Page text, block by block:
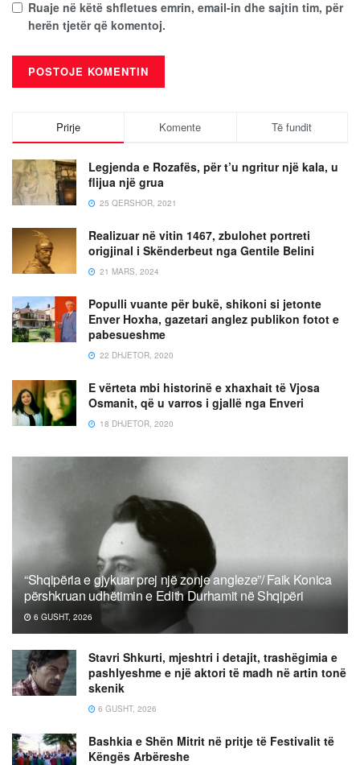
Ruaje në këtë shfletues emrin, email-in dhe sajtin tim, për
herën tjetër që komentoj.
Prirje Komente Të fundit
Legjenda e Rozafës, për t’u ngritur një kala, u
flijua një grua
25 QERSHOR, 2021
Realizuar në vitin 1467, zbulohet portreti
origjinal i Skënderbeut nga Gentile Belini
21 MARS, 2024
Populli vuante për bukë, shikoni si jetonte
Enver Hoxha, gazetari anglez publikon fotot e
pabesueshme
22 DHJETOR, 2020
E vërteta mbi historinë e xhaxhait të Vjosa
Osmanit, që u varros i gjallë nga Enveri
18 DHJETOR, 2020
“Shqipëria e gjykuar prej një zonje angleze”/ Faik Konica
përshkruan udhëtimin e Edith Durhamit në Shqipëri
6 GUSHT, 2026
Stavri Shkurti, mjeshtri i detajit, trashëgimia e
pashlyeshme e një aktori të madh në artin tonë
skenik
6 GUSHT, 2026
Bashkia e Shën Mitrit në pritje të Festivalit të
Këngës Arbëreshe